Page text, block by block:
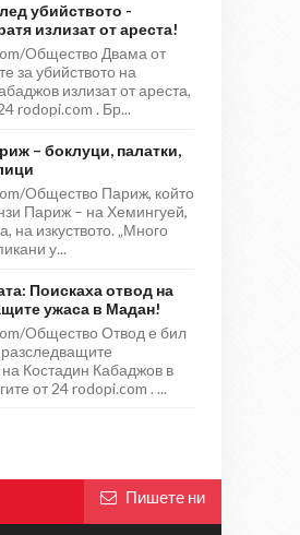
убийството -
излизат от ареста!
Общество Двама от
за убийството на
излизат от ареста,
rodopi.com . Бр...
– боклуци, палатки,
Общество Париж, който
Париж – на Хемингуей,
на изкуството. „Много
у...
Поискаха отвод на
ужаса в Мадан!
Общество Отвод е бил
на Костадин Кабаджов в
от 24 rodopi.com . ...
Пишете ни